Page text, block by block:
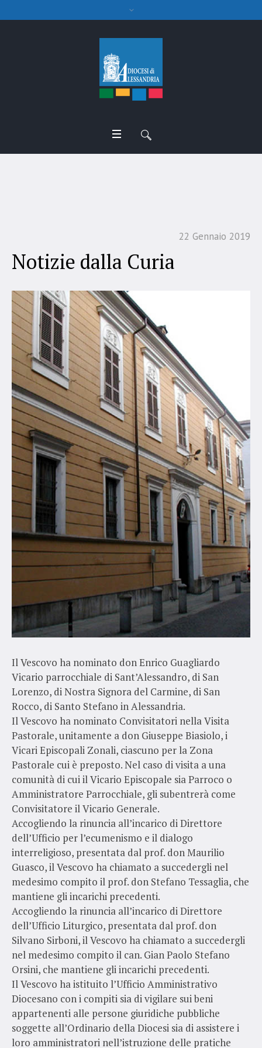
22 Gennaio 2019
Notizie dalla Curia
Il Vescovo ha nominato don Enrico Guagliardo
Vicario parrocchiale di Sant’Alessandro, di San
Lorenzo, di Nostra Signora del Carmine, di San
Rocco, di Santo Stefano in Alessandria.
Il Vescovo ha nominato Convisitatori nella Visita
Pastorale, unitamente a don Giuseppe Biasiolo, i
Vicari Episcopali Zonali, ciascuno per la Zona
Pastorale cui è preposto. Nel caso di visita a una
comunità di cui il Vicario Episcopale sia Parroco o
Amministratore Parrocchiale, gli subentrerà come
Convisitatore il Vicario Generale.
Accogliendo la rinuncia all’incarico di Direttore
dell’Ufficio per l’ecumenismo e il dialogo
interreligioso, presentata dal prof. don Maurilio
Guasco, il Vescovo ha chiamato a succedergli nel
medesimo compito il prof. don Stefano Tessaglia, che
mantiene gli incarichi precedenti.
Accogliendo la rinuncia all’incarico di Direttore
dell’Ufficio Liturgico, presentata dal prof. don
Silvano Sirboni, il Vescovo ha chiamato a succedergli
nel medesimo compito il can. Gian Paolo Stefano
Orsini, che mantiene gli incarichi precedenti.
Il Vescovo ha istituito l’Ufficio Amministrativo
Diocesano con i compiti sia di vigilare sui beni
appartenenti alle persone giuridiche pubbliche
soggette all’Ordinario della Diocesi sia di assistere i
loro amministratori nell’istruzione delle pratiche